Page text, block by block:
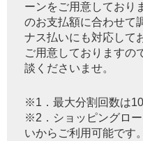
ーンをご用意しており
のお支払額に合わせて
ナス払いにも対応して
ご用意しておりますの
談くださいませ。
※1．最大分割回数は
※2．ショッピングロ
いからご利用可能です。